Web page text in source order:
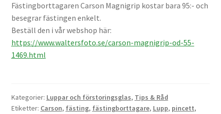
Objektiv övriga
Objektivlock
Övriga objektivtillbehör & filter
Fästingborttagaren Carson Magnigrip kostar bara 95:- och
besegrar fästingen enkelt.
Beställ den i vår webshop här:
https://www.waltersfoto.se/carson-magnigrip-od-55-
1469.html
Kategorier: Luppar och förstoringsglas, Tips & Råd
Etiketter: Carson, fästing, fästingborttagare, Lupp, pincett,